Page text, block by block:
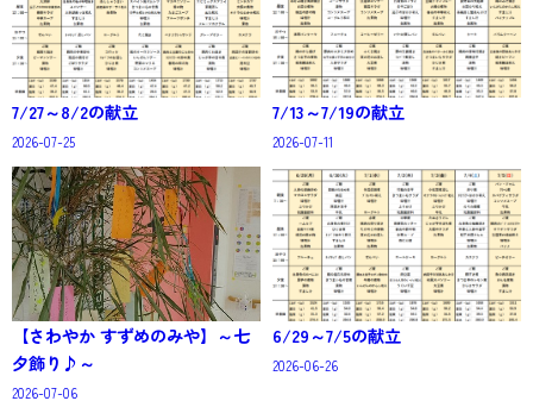
7/27～8/2の献立
2026-07-25
7/13～7/19の献立
2026-07-11
【さわやか すずめのみや】～七
夕飾り♪～
2026-07-06
6/29～7/5の献立
2026-06-26